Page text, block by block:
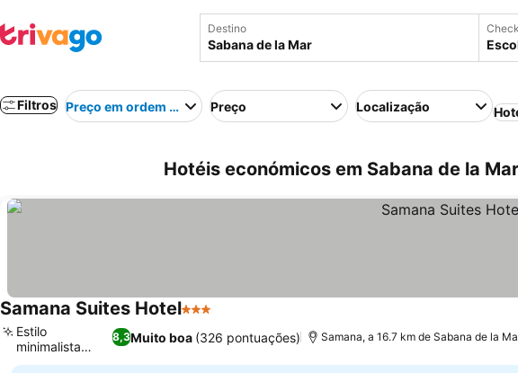
Destino
Filtros Preço em ordem crescentePreço Localização
Hotéis económicos em Sabana de la
Samana Suites Hotel3 Estrelas
8,3Muito boa (326 pontuações)
Estilo
minimalista
moderno
Samana, a 16.7 km de Sabana de la